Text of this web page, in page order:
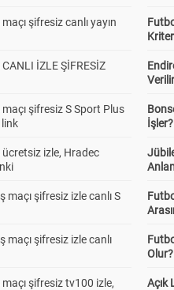
şifresiz canlı yayın
İZLE ŞİFRESİZ
şifresiz S Sport Plus
izle, Hradec
şifresiz izle canlı S
maçı şifresiz izle canlı
şifresiz tv100 izle,
İşler?
Olur?
Açık